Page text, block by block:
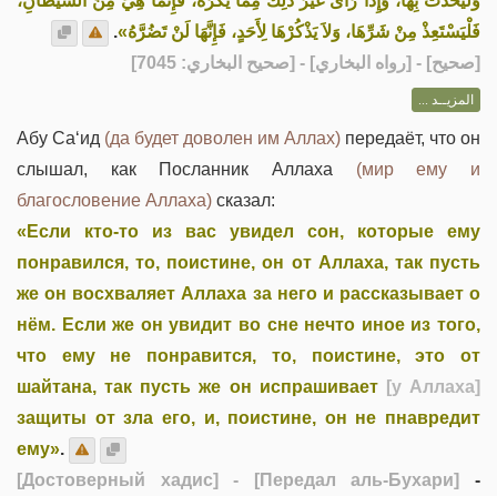
فَلْيَسْتَعِذْ مِنْ شَرِّهَا، وَلاَ يَذْكُرْهَا لِأَحَدٍ، فَإِنَّهَا لَنْ تَضُرَّهُ».
[صحيح] - [رواه البخاري] - [صحيح البخاري: 7045]
المزيــد ...
Абу Са‘ид (да будет доволен им Аллах) передаёт, что он
слышал, как Посланник Аллаха (мир ему и
благословение Аллаха) сказал:
«Если кто-то из вас увидел сон, которые ему
понравился, то, поистине, он от Аллаха, так пусть
же он восхваляет Аллаха за него и рассказывает о
нём. Если же он увидит во сне нечто иное из того,
что ему не понравится, то, поистине, это от
шайтана, так пусть же он испрашивает [у Аллаха]
защиты от зла его, и, поистине, он не пнавредит
ему».
[Достоверный хадис] - [Передал аль-Бухари]
-